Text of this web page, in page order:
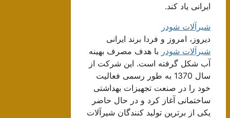
ایرانی یاد کند.
شیرآلات شودر
دیروز، امروز و فردا برند ایرانی
شیرآلات شودربا هدف مصرف بهینه
آب شکل گرفته است. این شرکت از
سال 1370 به طور رسمی فعالیت
خود را در صنعت تجهیزات بهداشتی
ساختمانی آغاز کرد و در حال حاضر
یکی از برترین تولید کنندگان شیرآلات